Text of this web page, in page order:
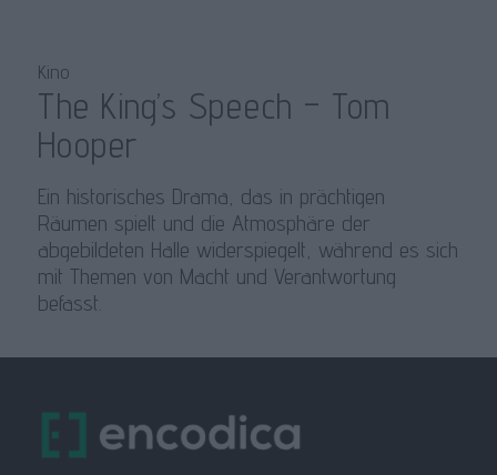
Kino
The King’s Speech – Tom
Hooper
Ein historisches Drama, das in prächtigen
Räumen spielt und die Atmosphäre der
abgebildeten Halle widerspiegelt, während es sich
mit Themen von Macht und Verantwortung
befasst.